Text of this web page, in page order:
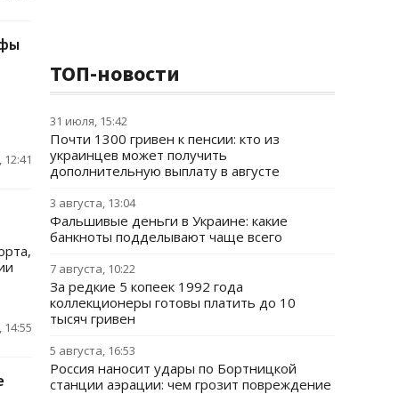
14:55
ТОП-новости
31 июля, 15:42
Почти 1300 гривен к пенсии: кто из
украинцев может получить
дополнительную выплату в августе
3 августа, 13:04
Фальшивые деньги в Украине: какие
банкноты подделывают чаще всего
7 августа, 10:22
За редкие 5 копеек 1992 года
коллекционеры готовы платить до 10
тысяч гривен
5 августа, 16:53
Россия наносит удары по Бортницкой
станции аэрации: чем грозит повреждение